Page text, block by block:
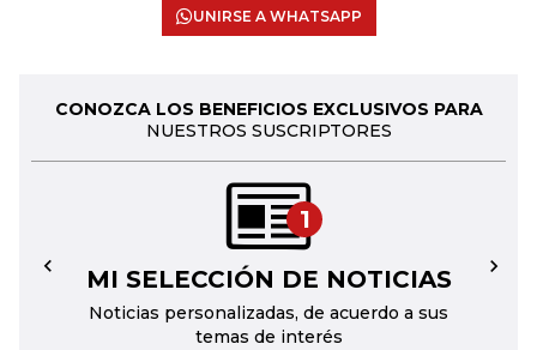
UNIRSE A WHATSAPP
CONOZCA LOS BENEFICIOS EXCLUSIVOS PARA
NUESTROS SUSCRIPTORES
1
MI SELECCIÓN DE NOTICIAS
Noticias personalizadas, de acuerdo a sus
temas de interés
← →